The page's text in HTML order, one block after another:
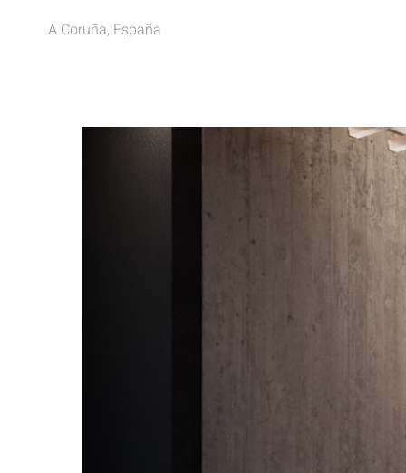
A Coruña, España